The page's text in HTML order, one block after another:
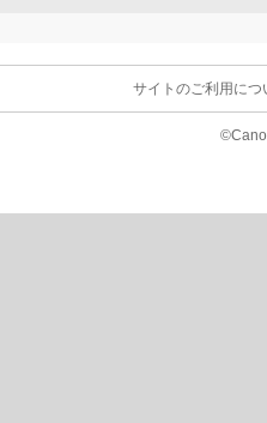
サイトのご利用につ